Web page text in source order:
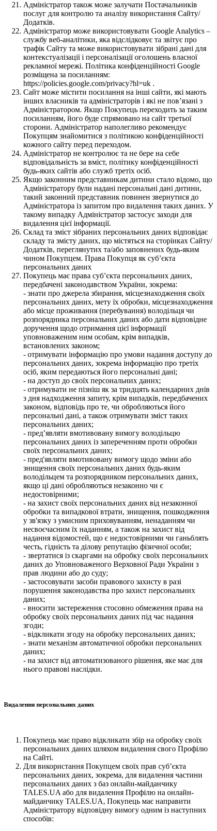
Адміністратор також може залучати Постачальників
послуг для контролю та аналізу використання Сайту/
Додатків.
Адміністратор може використовувати Google Analytics –
службу веб-аналітики, яка відслідковує та звітує про
трафік Сайту та може використовувати зібрані дані для
контекстуалізації і персоналізації оголошень власної
рекламної мережі. Політика конфіденційності Google
розміщена за посиланням:
https://policies.google.com/privacy?hl=uk .
Сайт може містити посилання на інші сайти, які мають
інших власників та адміністраторів і які не пов’язані з
Адміністратором. Якщо Покупець переходить за таким
посиланням, його буде спрямовано на сайт третьої
сторони. Адміністратор наполегливо рекомендує
Покупцям знайомитися з політикою конфіденційності
кожного сайту перед переходом.
Адміністратор не контролює та не бере на себе
відповідальність за вміст, політику конфіденційності
будь-яких сайтів або служб третіх осіб.
Якщо законним представникам дитини стало відомо, що
Адміністратору були надані персональні дані дитини,
такий законний представник повинен звернутися до
Адміністратора із запитом про видалення таких даних. У
такому випадку Адміністратор застосує заходи для
видалення цієї інформації.
Склад та зміст зібраних персональних даних відповідає
складу та змісту даних, що містяться на сторінках Сайту/
Додатків, переглянутих та/або заповнених будь-яким
чином Покупцем. Права Покупця як суб’єкта
персональних даних
Покупець має права суб’єкта персональних даних,
передбачені законодавством України, зокрема:
- знати про джерела збирання, місцезнаходження своїх
персональних даних, мету їх обробки, місцезнаходження
або місце проживання (перебування) володільця чи
розпорядника персональних даних або дати відповідне
доручення щодо отримання цієї інформації
уповноваженим ним особам, крім випадків,
встановлених законом;
- отримувати інформацію про умови надання доступу до
персональних даних, зокрема інформацію про третіх
осіб, яким передаються його персональні дані;
- на доступ до своїх персональних даних;
- отримувати не пізніш як за тридцять календарних днів
з дня надходження запиту, крім випадків, передбачених
законом, відповідь про те, чи обробляються його
персональні дані, а також отримувати зміст таких
персональних даних;
- пред’являти вмотивовану вимогу володільцю
персональних даних із запереченням проти обробки
своїх персональних даних;
- пред'являти вмотивовану вимогу щодо зміни або
знищення своїх персональних даних будь-яким
володільцем та розпорядником персональних даних,
якщо ці дані обробляються незаконно чи є
недостовірними;
- на захист своїх персональних даних від незаконної
обробки та випадкової втрати, знищення, пошкодження
у зв'язку з умисним приховуванням, ненаданням чи
несвоєчасним їх наданням, а також на захист від
надання відомостей, що є недостовірними чи ганьблять
честь, гідність та ділову репутацію фізичної особи;
- звертатися із скаргами на обробку своїх персональних
даних до Уповноваженого Верховної Ради України з
прав людини або до суду;
- застосовувати засоби правового захисту в разі
порушення законодавства про захист персональних
даних;
- вносити застереження стосовно обмеження права на
обробку своїх персональних даних під час надання
згоди;
- відкликати згоду на обробку персональних даних;
- знати механізм автоматичної обробки персональних
даних;
- на захист від автоматизованого рішення, яке має для
нього правові наслідки.
Видалення персональних даних
Покупець має право відкликати збір на обробку своїх
персональних даних шляхом видалення свого Профілю
на Сайті.
Для використання Покупцем своїх прав суб’єкта
персональних даних, зокрема, для видалення частини
персональних даних з баз онлайн-майданчику
TALES.UA або для видалення Профілю на онлайн-
майданчику TALES.UA, Покупець має направити
Адміністратору відповідну вимогу одним із наступних
способів: